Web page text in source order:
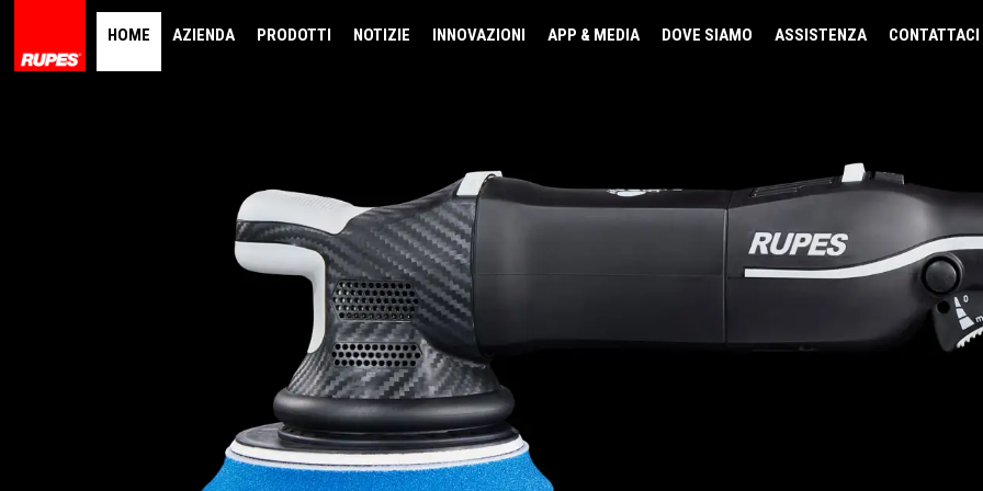
HOME AZIENDA PRODOTTI NOTIZIE INNOVAZIONI APP & MEDIA DOVE SIAMO ASSISTENZA CONTATTACI